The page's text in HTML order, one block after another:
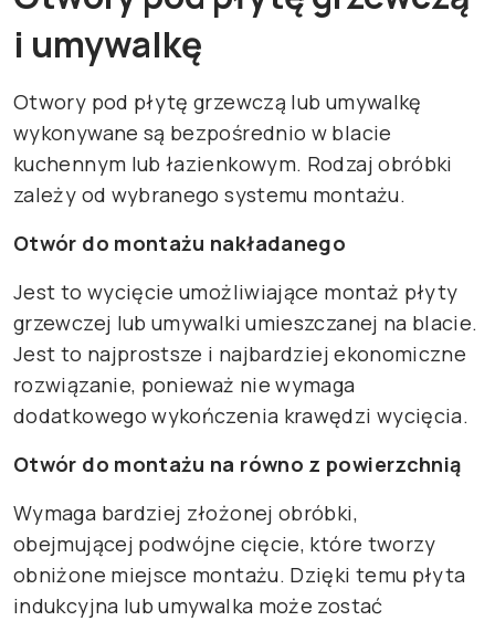
i umywalkę
Otwory pod płytę grzewczą lub umywalkę
wykonywane są bezpośrednio w blacie
kuchennym lub łazienkowym. Rodzaj obróbki
zależy od wybranego systemu montażu.
Otwór do montażu nakładanego
Jest to wycięcie umożliwiające montaż płyty
grzewczej lub umywalki umieszczanej na blacie.
Jest to najprostsze i najbardziej ekonomiczne
rozwiązanie, ponieważ nie wymaga
dodatkowego wykończenia krawędzi wycięcia.
Otwór do montażu na równo z powierzchnią
Wymaga bardziej złożonej obróbki,
obejmującej podwójne cięcie, które tworzy
obniżone miejsce montażu. Dzięki temu płyta
indukcyjna lub umywalka może zostać